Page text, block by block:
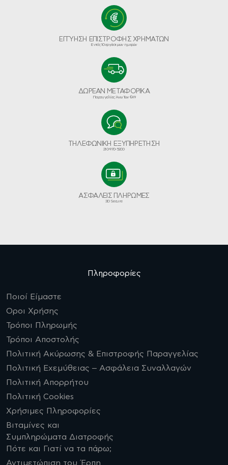
ΕΓΓΥΗΣΗ ΕΠΙΣΤΡΟΦΗΣ ΧΡΗΜΑΤΩΝ
Εντός 10 εργάσιμων ημερών
ΔΩΡΕΑΝ ΜΕΤΑΦΟΡΙΚΑ
Παραγγελίες Άνω Των €49
ΤΗΛΕΦΩΝΙΚΗ ΕΞΥΠΗΡΕΤΗΣΗ
210-970-5200
ΑΣΦΑΛΕΙΣ ΠΛΗΡΩΜΕΣ
3D Secure
Πληροφορίες
Ποιοί Είμαστε
Οροι Χρήσης
Τρόποι Πληρωμής
Τρόποι Αποστολής
Πολιτική Ακύρωσης & Επιστροφής Παραγγελίας
Πολιτική Εχεμύθειας – Ασφάλεια Συναλλαγών
Πολιτική Απορρήτου
Πολιτική Cookies
Χρήσιμες Πληροφορίες
Βιταμίνες και
Συμπληρώματα Διατροφής
Πότε και Γιατί να τα πάρω;
Αντιμετώπιση του Έρπη